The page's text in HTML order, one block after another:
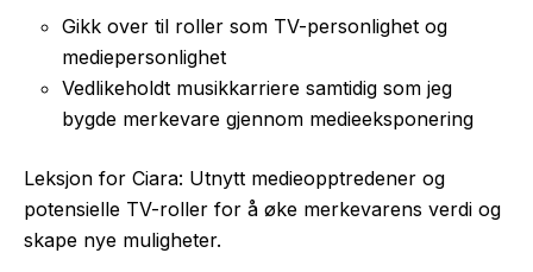
Gikk over til roller som TV-personlighet og
mediepersonlighet
Vedlikeholdt musikkarriere samtidig som jeg
bygde merkevare gjennom medieeksponering
Leksjon for Ciara: Utnytt medieopptredener og
potensielle TV-roller for å øke merkevarens verdi og
skape nye muligheter.